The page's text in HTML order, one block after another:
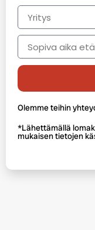
Olemme teihin
*Lähettämällä
mukaisen tietojen